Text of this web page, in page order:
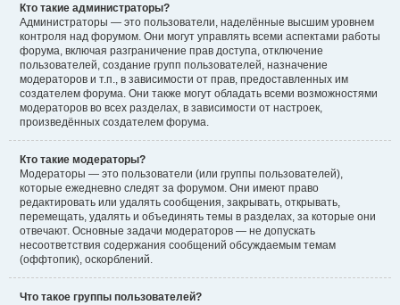
Кто такие администраторы?
Администраторы — это пользователи, наделённые высшим уровнем
контроля над форумом. Они могут управлять всеми аспектами работы
форума, включая разграничение прав доступа, отключение
пользователей, создание групп пользователей, назначение
модераторов и т.п., в зависимости от прав, предоставленных им
создателем форума. Они также могут обладать всеми возможностями
модераторов во всех разделах, в зависимости от настроек,
произведённых создателем форума.
Кто такие модераторы?
Модераторы — это пользователи (или группы пользователей),
которые ежедневно следят за форумом. Они имеют право
редактировать или удалять сообщения, закрывать, открывать,
перемещать, удалять и объединять темы в разделах, за которые они
отвечают. Основные задачи модераторов — не допускать
несоответствия содержания сообщений обсуждаемым темам
(оффтопик), оскорблений.
Что такое группы пользователей?